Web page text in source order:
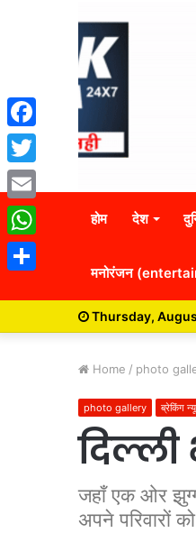
होम देश
मनोरंजन
Thursday,
Home / photo
photo gallery ब्रेकिंग
दिल्ली
जहाँ एक ओर
अपने परिवारों
Facebook
Twitter
Email
WhatsApp